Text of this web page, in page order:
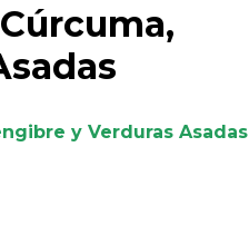
y Verduras Asadas